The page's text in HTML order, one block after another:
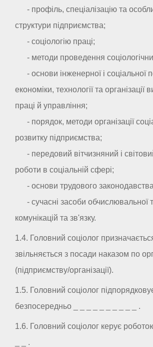
- профіль, спеціалізацію та
структури підприємства;
- соціологію праці;
- методи проведення
- основи інженерної і соціальної
економіки, технології та організації
праці й управління;
- порядок, методи організації
розвитку підприємства;
- передовий вітчизняний і
роботи в соціальній сфері;
- основи трудового
- сучасні засоби обчислювальної
комунікацій та зв'язку.
1.4. Головний соціолог
звільняється з посади наказом по
(підприємству/організації).
1.5. Головний соціолог
безпосередньо _ _ _ _ _ _ _ _ _ _ .
1.6. Головний соціолог керує
_ _ .